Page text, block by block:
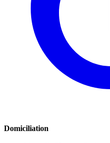
Domiciliation